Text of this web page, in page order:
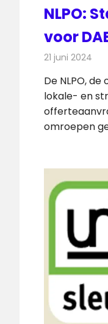
NLPO:
voor
21 juni 2024
De NLPO,
lokale- en
omroepen